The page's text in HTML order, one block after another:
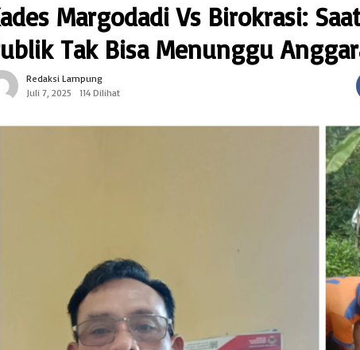
Margodadi Vs Birokrasi:
Tak Bisa Menunggu
Redaksi Lampung
Juli 7, 2025
114 Dilihat